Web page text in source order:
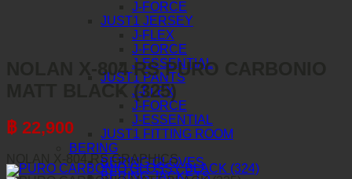
J-FORCE
JUST1 JERSEY
J-FLEX
J-FORCE
J-ESSENTIAL
JUST1 PANTS
J-FLEX
J-FORCE
J-ESSENTIAL
JUST1 FITTING ROOM
BERING
BERING GLOVES
BERING JACKETS
NOLAN X-804 RS PURO CARBONIO
MATT BLACK (325)
฿ 22,900
NOLAN X-804 RS GRAPHICS